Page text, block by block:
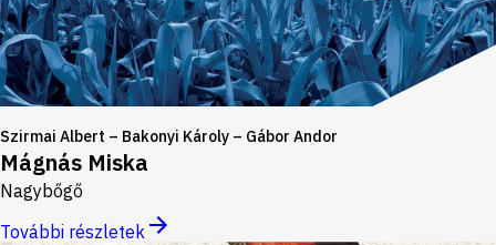
Szirmai Albert – Bakonyi Károly – Gábor Andor
Mágnás Miska
Nagybőgő
További részletek